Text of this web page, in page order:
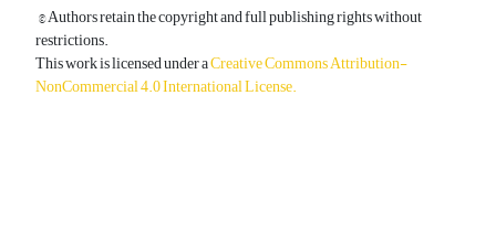
© Authors retain the copyright and full publishing rights without
restrictions.
This work is licensed under aCreative Commons Attribution-
NonCommercial 4.0 International License.